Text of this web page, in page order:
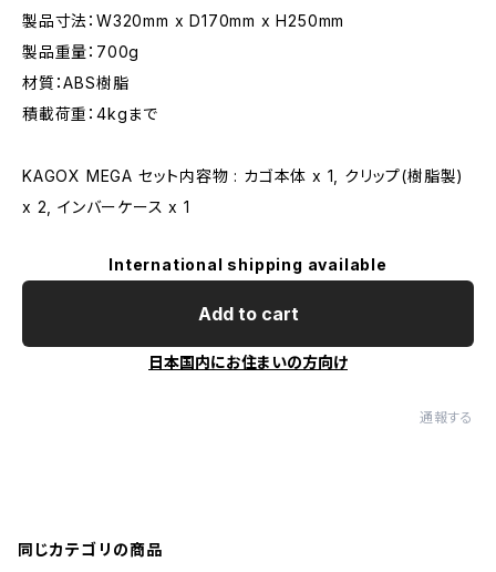
製品寸法：W320mm x D170mm x H250mm
製品重量：700g
材質：ABS樹脂
積載荷重：4kgまで
KAGOX MEGA セット内容物 : カゴ本体 x 1, クリップ(樹脂製)
x 2, インバーケース x 1
International shipping available
Add to cart
日本国内にお住まいの方向け
通報する
同じカテゴリの商品